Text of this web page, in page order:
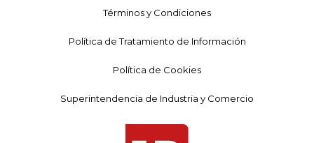
Términos y Condiciones
Política de Tratamiento de Información
Política de Cookies
Superintendencia de Industria y Comercio